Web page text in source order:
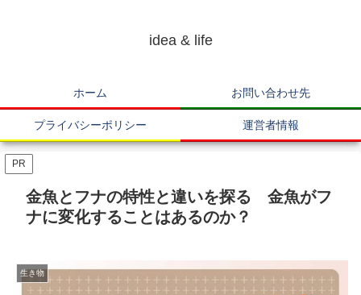
idea & life
ホーム お問い合わせ先
プライバシーポリシー 運営者情報
PR
金魚とフナの特性と違いを探る 金魚がフ
ナに変化することはあるのか？
生き物